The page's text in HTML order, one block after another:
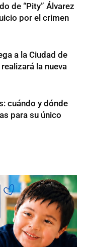
de “Pity” Álvarez
por el crimen
a la Ciudad de
la nueva
cuándo y dónde
para su único